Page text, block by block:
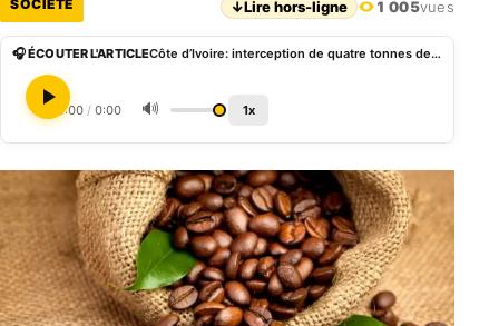
SOCIÉTÉ ↓Lire hors-ligne 1 005vues
🎧 ÉCOUTER L'ARTICLE Côte d’Ivoire: interception de quatre tonnes de café brut en transit illégal vers le Mali à Korhogo
0:00 / 0:00 🔊 1x